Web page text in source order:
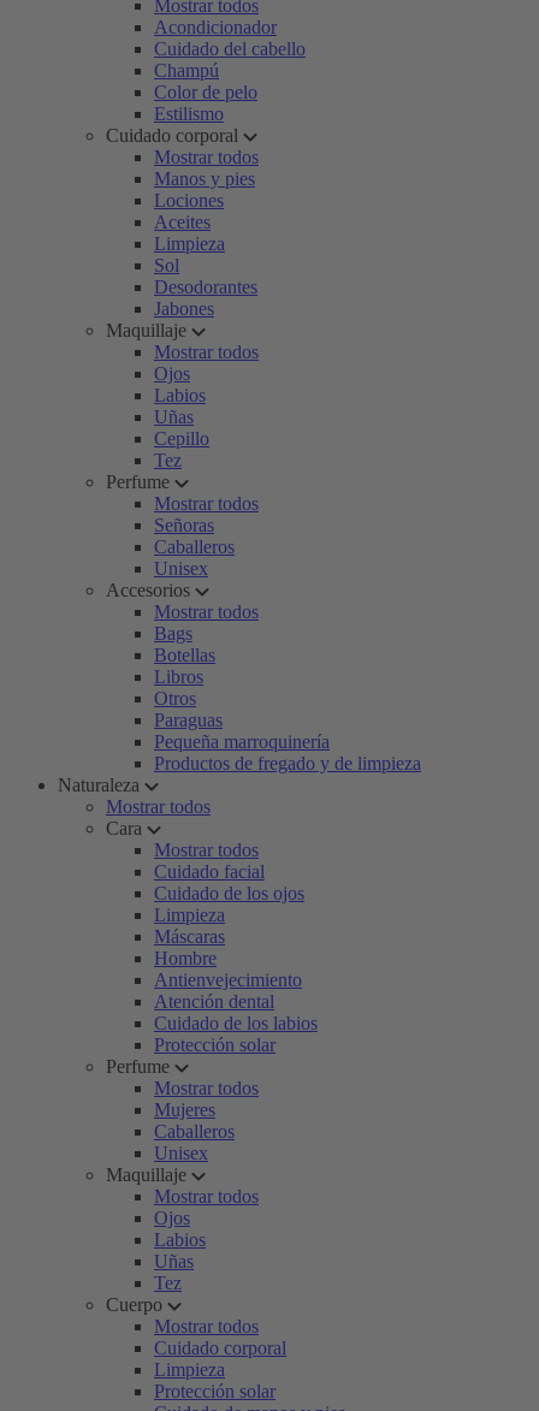
Mostrar todos
Acondicionador
Cuidado del cabello
Champú
Color de pelo
Estilismo
Cuidado corporal
Mostrar todos
Manos y pies
Lociones
Aceites
Limpieza
Sol
Desodorantes
Jabones
Maquillaje
Mostrar todos
Ojos
Labios
Uñas
Cepillo
Tez
Perfume
Mostrar todos
Señoras
Caballeros
Unisex
Accesorios
Mostrar todos
Bags
Botellas
Libros
Otros
Paraguas
Pequeña marroquinería
Productos de fregado y de limpieza
Naturaleza
Mostrar todos
Cara
Mostrar todos
Cuidado facial
Cuidado de los ojos
Limpieza
Máscaras
Hombre
Antienvejecimiento
Atención dental
Cuidado de los labios
Protección solar
Perfume
Mostrar todos
Mujeres
Caballeros
Unisex
Maquillaje
Mostrar todos
Ojos
Labios
Uñas
Tez
Cuerpo
Mostrar todos
Cuidado corporal
Limpieza
Protección solar